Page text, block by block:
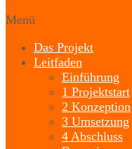
Menü
Das Projekt
Leitfaden
Einführung
1 Projektstart
2 Konzeption
3 Umsetzung
4 Abschluss